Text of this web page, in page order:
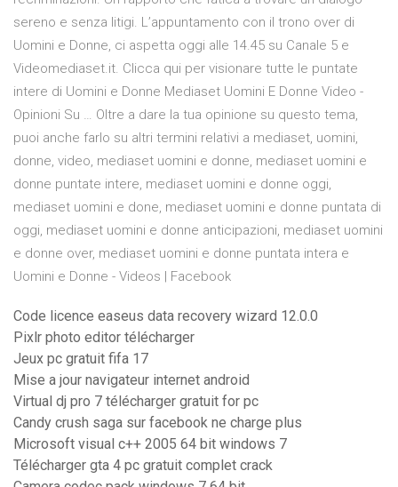
sereno e senza litigi. L’appuntamento con il trono over di
Uomini e Donne, ci aspetta oggi alle 14.45 su Canale 5 e
Videomediaset.it. Clicca qui per visionare tutte le puntate
intere di Uomini e Donne Mediaset Uomini E Donne Video -
Opinioni Su … Oltre a dare la tua opinione su questo tema,
puoi anche farlo su altri termini relativi a mediaset, uomini,
donne, video, mediaset uomini e donne, mediaset uomini e
donne puntate intere, mediaset uomini e donne oggi,
mediaset uomini e done, mediaset uomini e donne puntata di
oggi, mediaset uomini e donne anticipazioni, mediaset uomini
e donne over, mediaset uomini e donne puntata intera e
Uomini e Donne - Videos | Facebook
Code licence easeus data recovery wizard 12.0.0
Pixlr photo editor télécharger
Jeux pc gratuit fifa 17
Mise a jour navigateur internet android
Virtual dj pro 7 télécharger gratuit for pc
Candy crush saga sur facebook ne charge plus
Microsoft visual c++ 2005 64 bit windows 7
Télécharger gta 4 pc gratuit complet crack